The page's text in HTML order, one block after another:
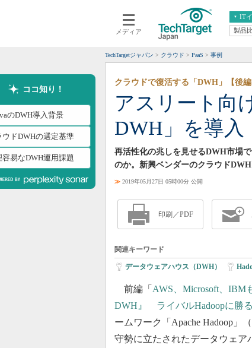
メディア
IT
クラウド
スマートモバイル
ネットワーク
システム運用管理
エンタープ
ERP
CX
情報系シス
製品
TechTargetジャパン クラウド PaaS 事例
ココ知り！
のDWH導入背景
ウドDWHの選定基準
容易なDWH運用課題
アスリート向
DWH」を導
クラウドで復活する「DWH」【後編
再活性化の兆しを見せるDWH市場
のか。新興ベンダーのクラウド
≫ 2019年05月27日 05時00分 公開
印刷／PDF
関連キーワード
データウェアハウス（DWH）
前編「 AWS、Microsoft、IBM
DWH』 ライバルHadoopに勝
ームワーク「Apache Hadoop」
守勢に立たされたデータウェア